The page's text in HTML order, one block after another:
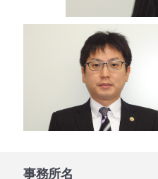
事務所名